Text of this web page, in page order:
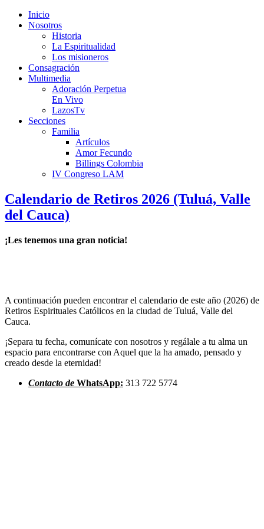
Inicio
Nosotros
Historia
La Espiritualidad
Los misioneros
Consagración
Multimedia
Adoración Perpetua
En Vivo
LazosTv
Secciones
Familia
Artículos
Amor Fecundo
Billings Colombia
IV Congreso LAM
Calendario de Retiros 2026 (Tuluá, Valle
del Cauca)
¡Les tenemos una gran noticia!
A continuación pueden encontrar el calendario de este año (2026) de
Retiros Espirituales Católicos en la ciudad de Tuluá, Valle del
Cauca.
¡Separa tu fecha, comunícate con nosotros y regálale a tu alma un
espacio para encontrarse con Aquel que la ha amado, pensado y
creado desde la eternidad!
Contacto de WhatsApp: 313 722 5774